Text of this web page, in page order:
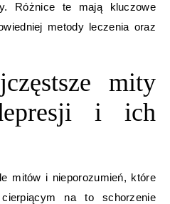
Różnice te mają kluczowe
metody leczenia oraz
mity
i ich
mitów i nieporozumień, które
na to schorzenie